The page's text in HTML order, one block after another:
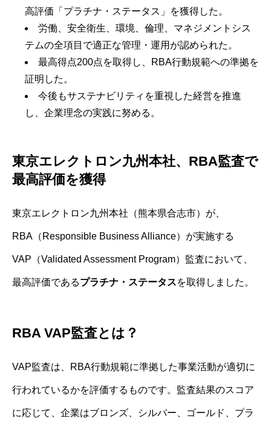
高評価「プラチナ・ステータス」を獲得した。
労働、安全衛生、環境、倫理、マネジメントシス
テムの全項目で適正な管理・運用が認められた。
最高得点200点を取得し、RBA行動規範への準拠を
証明した。
今後もサステナビリティを重視した経営を推進
し、企業理念の実践に努める。
東京エレクトロン九州本社、RBA監査で
最高評価を獲得
東京エレクトロン九州本社（熊本県合志市）が、
RBA（Responsible Business Alliance）が実施する
VAP（Validated Assessment Program）監査において、
最高評価であるプラチナ・ステータスを取得しました。
RBA VAP監査とは？
VAP監査は、RBA行動規範に準拠した事業活動が適切に
行われているかを評価するものです。監査結果のスコア
に応じて、企業はブロンズ、シルバー、ゴールド、プラ